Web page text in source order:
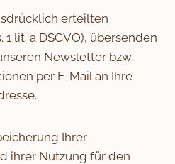
erteilten
lit. a DSGVO), übersenden
Newsletter bzw.
per E-Mail an Ihre
Ihrer
ihrer Nutzung für den